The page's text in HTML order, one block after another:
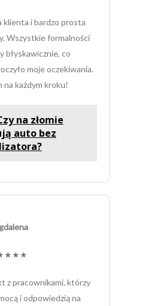
klienta i bardzo prosta
Wszystkie formalności
błyskawicznie, co
moje oczekiwania.
na każdym kroku!
na złomie
auto bez
z pracownikami, którzy
i odpowiedzią na